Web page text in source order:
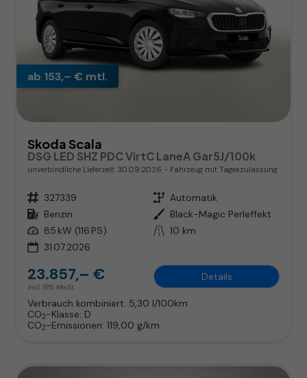
ab 153,– € mtl.
Skoda Scala
DSG LED SHZ PDC VirtC LaneA Gar5J/100k
unverbindliche Lieferzeit: 30.09.2026 Fahrzeug mit Tageszulassung
Fahrzeugnr. 327339 Getriebe Automatik
Kraftstoff Benzin Außenfarbe Black-Magic Perleffekt
Leistung 85 kW (116 PS) Kilometerstand 10 km
31.07.2026
23.857,– €
incl. 19% MwSt.
Details
Verbrauch kombiniert: 5,30 l/100km
CO2-Klasse: D
CO2-Emissionen: 119,00 g/km